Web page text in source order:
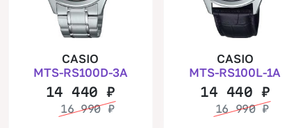
CASIO
MTS-RS100D-3A
14 440₽
16 990 ₽
CASIO
MTS-RS100L-1A
14 440 ₽
16 990₽